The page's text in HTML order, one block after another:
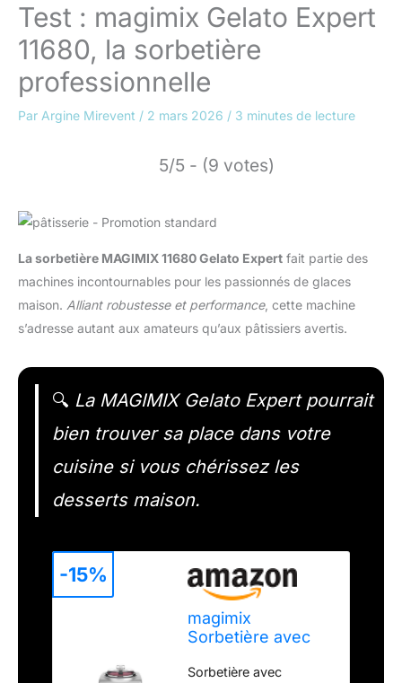
Test : magimix Gelato Expert
11680, la sorbetière
professionnelle
Par Argine Mirevent / 2 mars 2026 / 3 minutes de lecture
5/5 - (9 votes)
La sorbetière MAGIMIX 11680 Gelato Expert fait partie des
machines incontournables pour les passionnés de glaces
maison. Alliant robustesse et performance, cette machine
s’adresse autant aux amateurs qu’aux pâtissiers avertis.
🔍 La MAGIMIX Gelato Expert pourrait
bien trouver sa place dans votre
cuisine si vous chérissez les
desserts maison.
magimix
Sorbetière avec
Gelato Expert –
Sorbetière avec
-15%